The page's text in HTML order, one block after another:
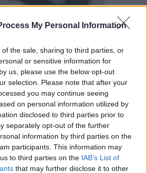
My Personal Information
the sale, sharing to third parties, or
or sensitive information for
us, please use the below opt-out
selection. Please note that after your
you may continue seeing
on personal information utilized by
disclosed to third parties prior to
separately opt-out of the further
information by third parties on the
participants. This information may
to third parties on the IAB’s List of
that may further disclose it to other
διαδοχής της Κριστίν
ΕΚΤ
δοθεί το εναρκτήριο λάκτισμα για τη
του Δ.Σ. της ΕΚΤ με κυριότερη βέβαια
2025